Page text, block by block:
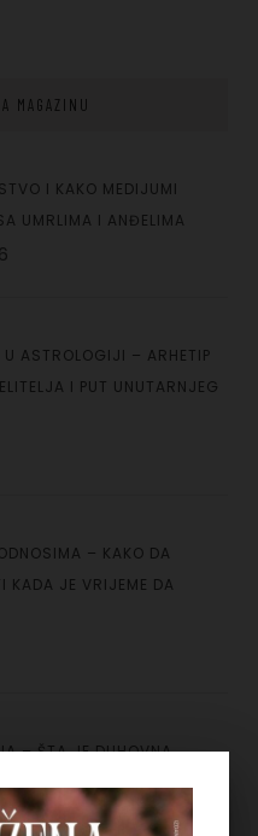
MAGAZINU
I KAKO MEDIJUMI
UMRLIMA I ANĐELIMA
U ASTROLOGIJI – ARHETIP
I PUT UNUTARNJEG
– KAKO DA
KADA JE VRIJEME DA
– ŠTA JE DUHOVNA